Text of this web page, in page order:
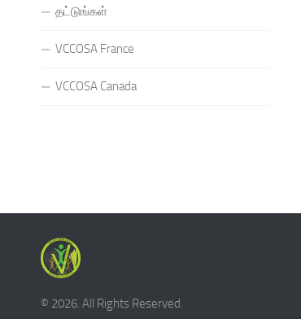
தட்டுங்கள்
VCCOSA France
VCCOSA Canada
© 2026. All Rights Reserved.